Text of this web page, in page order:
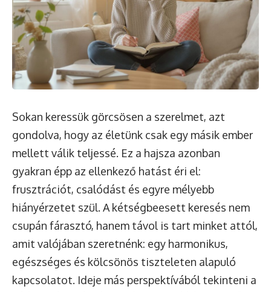
Sokan keressük görcsösen a szerelmet, azt
gondolva, hogy az életünk csak egy másik ember
mellett válik teljessé. Ez a hajsza azonban
gyakran épp az ellenkező hatást éri el:
frusztrációt, csalódást és egyre mélyebb
hiányérzetet szül. A kétségbeesett keresés nem
csupán fárasztó, hanem távol is tart minket attól,
amit valójában szeretnénk: egy harmonikus,
egészséges és kölcsönös tiszteleten alapuló
kapcsolatot. Ideje más perspektívából tekinteni a